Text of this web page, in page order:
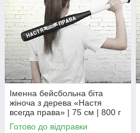
Іменна бейсбольна біта
жіноча з дерева «Настя
всегда права» | 75 см | 800 г
Готово до відправки